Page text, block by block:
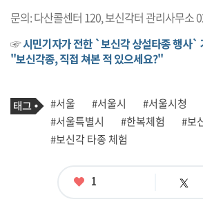
문의: 다산콜센터 120, 보신각터 관리사무소
☞시민기자가 전한 `보신각 상설타종 행사`
"보신각종, 직접 쳐본 적 있으세요?"
기
사
관
련
태
태
그
#서울 #서울시 #서울시청
#서울특별시
#한복체험
#보
#보신각 타종 체험
좋1 트